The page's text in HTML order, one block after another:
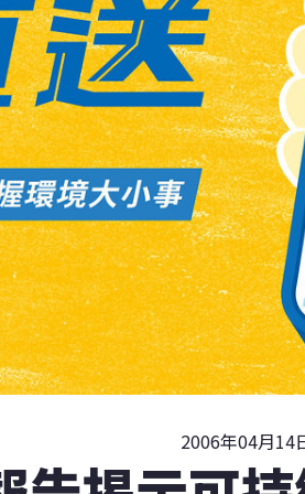
2006年04月14